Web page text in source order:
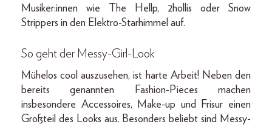
Musiker:innen wie The Hellp, 2hollis oder Snow
Strippers in den Elektro-Starhimmel auf.
So geht der Messy-Girl-Look
Mühelos cool auszusehen, ist harte Arbeit! Neben den
bereits genannten Fashion-Pieces machen
insbesondere Accessoires, Make-up und Frisur einen
Großteil des Looks aus. Besonders beliebt sind Messy-